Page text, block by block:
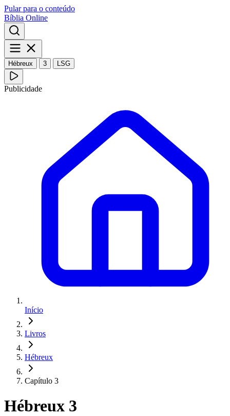
Pular para o conteúdo
Bíblia Online
Hébreux 3 LSG
Publicidade
Início
Livros
Hébreux
Capítulo 3
Hébreux 3